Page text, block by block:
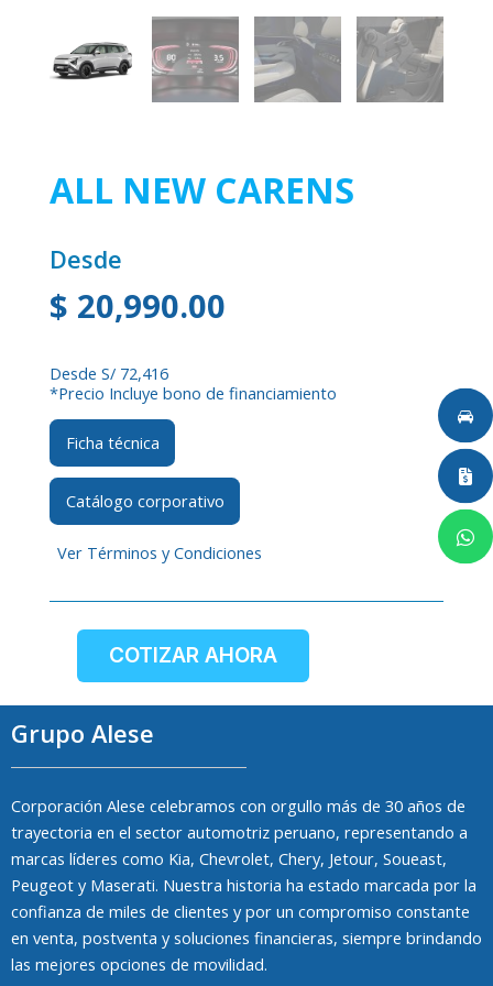
ALL NEW CARENS
Desde
$ 20,990.00
Desde S/ 72,416
*Precio Incluye bono de financiamiento
Ficha técnica
Catálogo corporativo
Ver Términos y Condiciones
COTIZAR AHORA
Grupo Alese
Corporación Alese celebramos con orgullo más de 30 años de
trayectoria en el sector automotriz peruano, representando a
marcas líderes como Kia, Chevrolet, Chery, Jetour, Soueast,
Peugeot y Maserati. Nuestra historia ha estado marcada por la
confianza de miles de clientes y por un compromiso constante
en venta, postventa y soluciones financieras, siempre brindando
las mejores opciones de movilidad.